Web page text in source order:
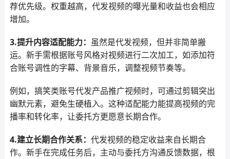
荐优先级。权重越高，代发视频的曝光量和收益也会相应
增加。
3.提升内容适配能力： 虽然是代发视频，但并非简单搬
运。新手需根据账号风格对视频进行二次加工，如添加符
合账号调性的字幕、背景音乐，调整视频节奏等。
例如，搞笑类账号代发产品推广视频时，可通过剪辑突出
幽默元素，避免生硬植入。这种适配能力能提高视频的完
播率和转化率，让委托方更愿意长期合作。
4.建立长期合作关系： 代发视频的稳定收益来自长期合
作。新手在完成任务后，主动与委托方沟通反馈数据，根